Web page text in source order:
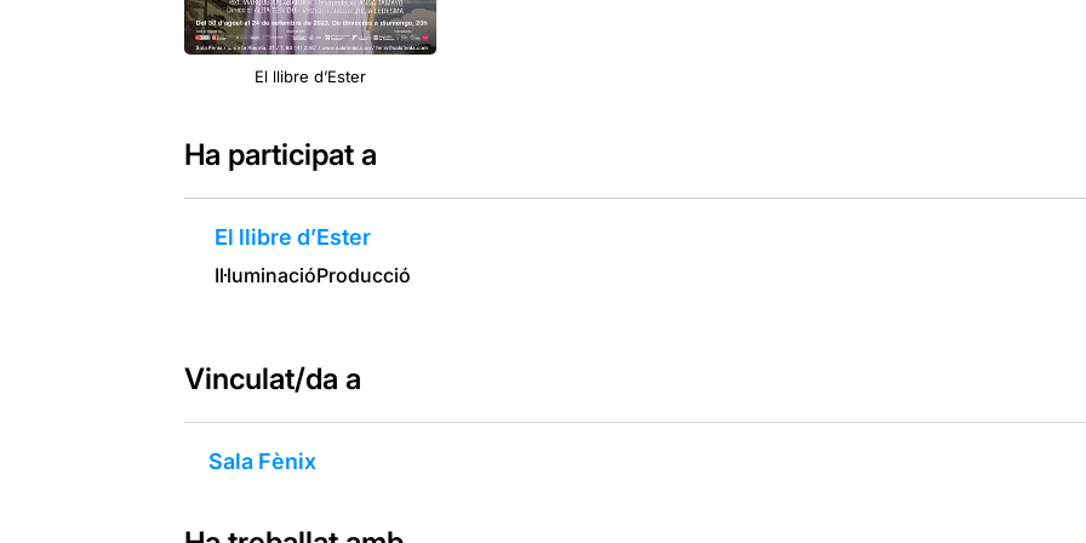
El llibre d’Ester
Ha participat a
El llibre d’Ester
Il·luminacióProducció
Vinculat/da a
Sala Fènix